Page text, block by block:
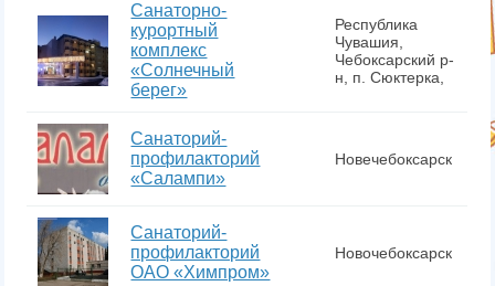
Санаторно-
курортный
комплекс
«Солнечный
берег»
Республика
Чувашия,
Чебоксарский р-
н, п. Сюктерка,
Санаторий-
профилакторий
«Салампи»
Новечебоксарск
Санаторий-
профилакторий
ОАО «Химпром»
Новочебоксарск